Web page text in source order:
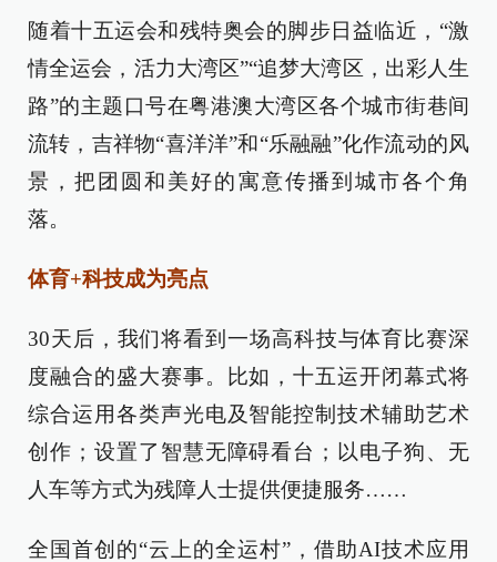
随着十五运会和残特奥会的脚步日益临近，“激
情全运会，活力大湾区”“追梦大湾区，出彩人生
路”的主题口号在粤港澳大湾区各个城市街巷间
流转，吉祥物“喜洋洋”和“乐融融”化作流动的风
景，把团圆和美好的寓意传播到城市各个角
落。
体育+科技成为亮点
30天后，我们将看到一场高科技与体育比赛深
度融合的盛大赛事。比如，十五运开闭幕式将
综合运用各类声光电及智能控制技术辅助艺术
创作；设置了智慧无障碍看台；以电子狗、无
人车等方式为残障人士提供便捷服务……
全国首创的“云上的全运村”，借助AI技术应用